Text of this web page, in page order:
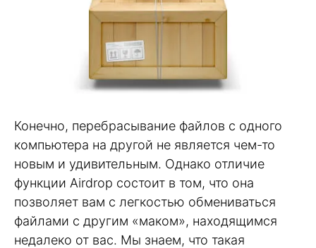
Конечно, перебрасывание файлов с одного
компьютера на другой не является чем-то
новым и удивительным. Однако отличие
функции Airdrop состоит в том, что она
позволяет вам с легкостью обмениваться
файлами с другим «маком», находящимся
недалеко от вас. Мы знаем, что такая